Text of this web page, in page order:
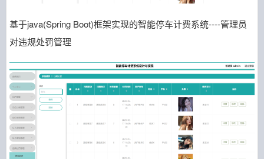
基于java(Spring Boot)框架实现的智能停车计费系统----管理员
对违规处罚管理